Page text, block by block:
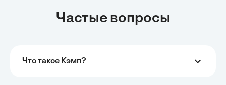
Частые вопросы
Что такое Кэмп?